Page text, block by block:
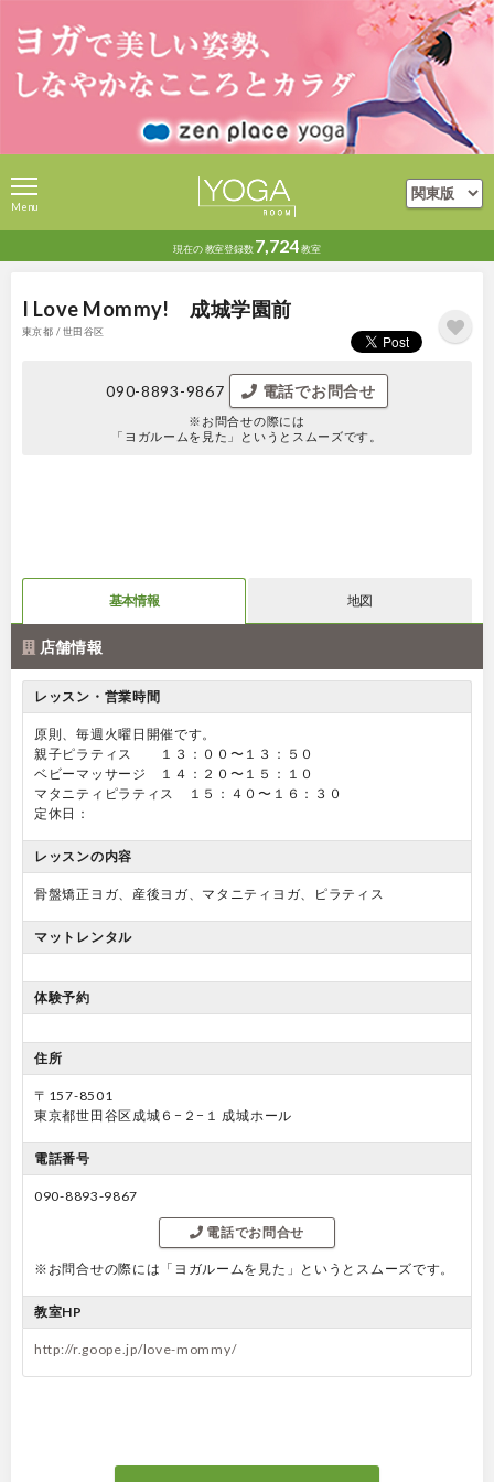
現在の教室登録数 7,724教室
Menu
I Love Mommy! 成城学園前
東京都 / 世田谷区
090-8893-9867 電話でお問合せ
※お問合せの際には
「ヨガルームを見た」というとスムーズです。
基本情報 地図
店舗情報
レッスン・営業時間
原則、毎週火曜日開催です。
親子ピラティス １３：００〜１３：５０
ベビーマッサージ １４：２０〜１５：１０
マタニティピラティス １５：４０〜１６：３０
定休日：
レッスンの内容
骨盤矯正ヨガ、産後ヨガ、マタニティヨガ、ピラティス
マットレンタル
体験予約
住所
〒157-8501
東京都世田谷区成城６−２−１ 成城ホール
電話番号
090-8893-9867
電話でお問合せ
※お問合せの際には「ヨガルームを見た」というとスムーズです。
教室HP
http://r.goope.jp/love-mommy/